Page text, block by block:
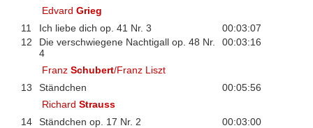
EdvardGrieg
11
Ich liebe dich op. 41 Nr. 3
00:03:07
12
Die verschwiegene Nachtigall op. 48 Nr.
4
00:03:16
FranzSchubert/Franz Liszt
13
Ständchen
00:05:56
RichardStrauss
14
Ständchen op. 17 Nr. 2
00:03:00